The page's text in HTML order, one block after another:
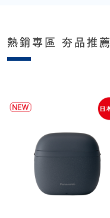
熱銷專區 夯品推薦